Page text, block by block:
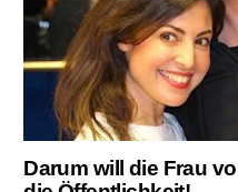
Darum will die Frau